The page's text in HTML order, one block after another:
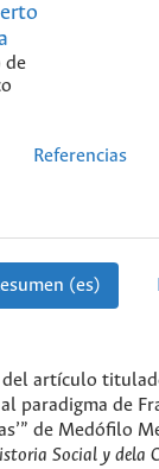
de
Referencias
(es)
artículo
paradigma de
de Medófilo
Social y dela